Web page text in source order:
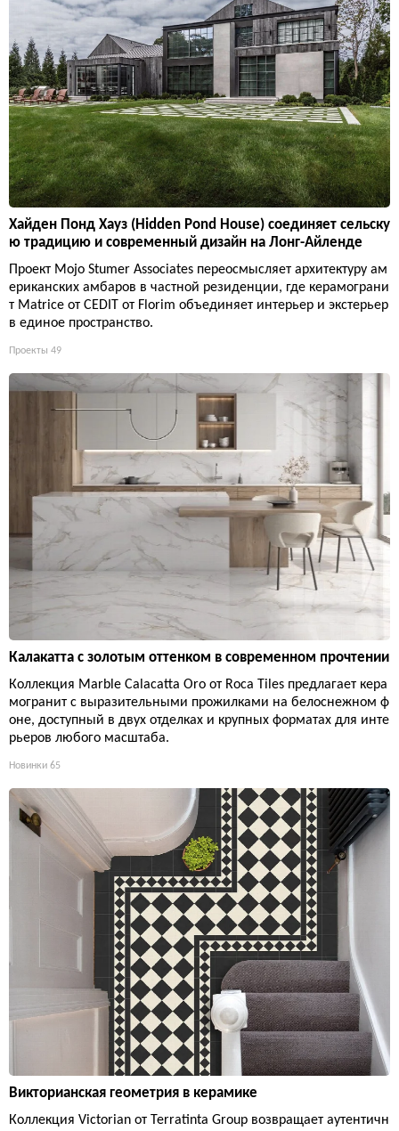
Хайден Понд Хауз (Hidden Pond House) соединяет сельску
ю традицию и современный дизайн на Лонг-Айленде
Проект Mojo Stumer Associates переосмысляет архитектуру ам
ериканских амбаров в частной резиденции, где керамограни
т Matrice от CEDIT от Florim объединяет интерьер и экстерьер
в единое пространство.
Проекты 49
Калакатта с золотым оттенком в современном прочтении
Коллекция Marble Calacatta Oro от Roca Tiles предлагает кера
могранит с выразительными прожилками на белоснежном ф
оне, доступный в двух отделках и крупных форматах для инте
рьеров любого масштаба.
Новинки 65
Викторианская геометрия в керамике
Коллекция Victorian от Terratinta Group возвращает аутентичн